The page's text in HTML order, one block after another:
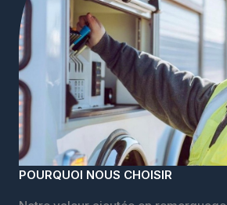
POURQUOI NOUS CHOISIR